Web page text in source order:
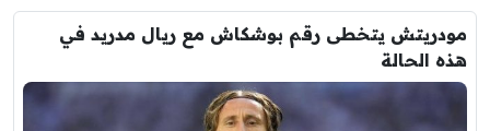
مودريتش يتخطى رقم بوشكاش مع ريال مدريد في
هذه الحالة